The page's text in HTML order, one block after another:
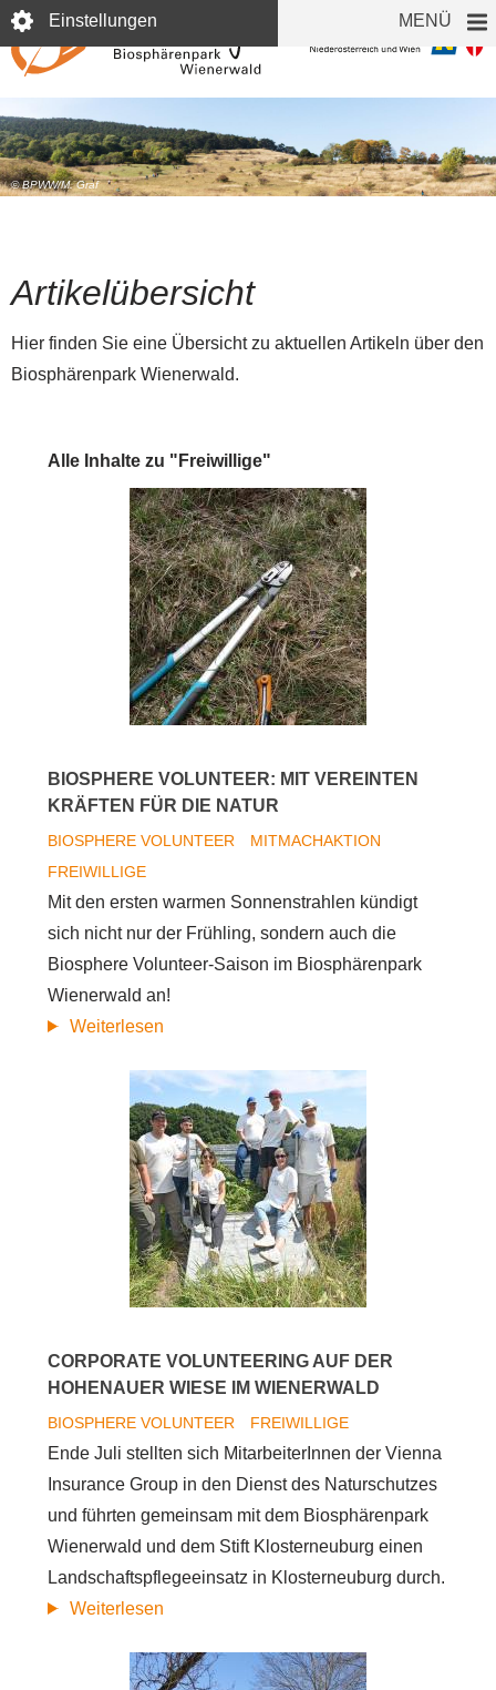
Direkt
zum
Inhalt
Einstellungen MENÜ
© BPWW/M. Graf
Artikelübersicht
Hier finden Sie eine Übersicht zu aktuellen Artikeln über den
Biosphärenpark Wienerwald.
Alle Inhalte zu "Freiwillige"
BIOSPHERE VOLUNTEER: MIT VEREINTEN
KRÄFTEN FÜR DIE NATUR
BIOSPHERE VOLUNTEER
MITMACHAKTION
FREIWILLIGE
Mit den ersten warmen Sonnenstrahlen kündigt
sich nicht nur der Frühling, sondern auch die
Biosphere Volunteer-Saison im Biosphärenpark
Wienerwald an!
Weiterlesen
Mit
vereinten
Kräften
für
die
Natur
CORPORATE VOLUNTEERING AUF DER
HOHENAUER WIESE IM WIENERWALD
BIOSPHERE VOLUNTEER FREIWILLIGE
Ende Juli stellten sich MitarbeiterInnen der Vienna
Insurance Group in den Dienst des Naturschutzes
und führten gemeinsam mit dem Biosphärenpark
Wienerwald und dem Stift Klosterneuburg einen
Landschaftspflegeeinsatz in Klosterneuburg durch.
Weiterlesen
auf